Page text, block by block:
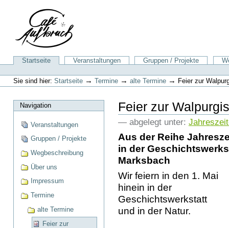
Navigation
SektionenStartseite Veranstaltungen Gruppen / Projekte
Benutzerspezifische
Werkzeuge
Sie sind hier: Startseite → Termine → alte Termine → Feier zur
Navigation
Veranstaltungen
Gruppen / Projekte
Wegbeschreibung
Über uns
Impressum
Termine
alte Termine
Feier zur
Feier zur
— abgelegt unter:
Aus der Reihe
in der
Marksbach
Wir feiern in den 1. Mai
hinein in der
Geschichtswerkstatt
und in der Natur.